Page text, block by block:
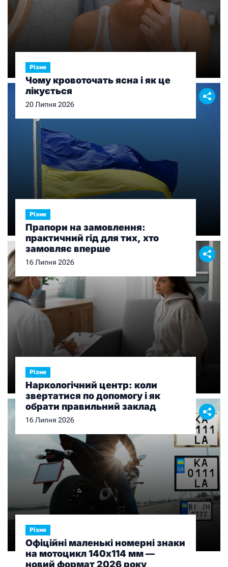
Різне
Чому кровоточать ясна і як це
лікується
20 Липня 2026
Різне
Прапори на замовлення:
практичний гід для тих, хто
замовляє вперше
16 Липня 2026
Різне
Наркологічний центр: коли
звертатися по допомогу і як
обрати правильний заклад
16 Липня 2026
Різне
Офіційні маленькі номерні знаки
на мотоцикл 140х114 мм —
новий формат 2026 року